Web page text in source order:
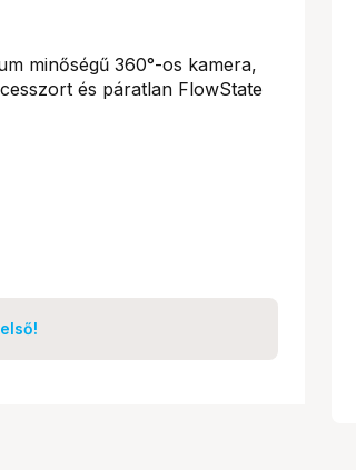
minőségű 360°-os kamera,
és páratlan FlowState